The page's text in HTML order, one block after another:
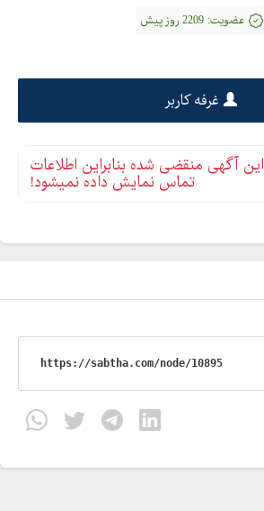
عضویت: 2209 روز پیش
غرفه کاربر
این آگهی منقضی شده بنابراین اطلاعات
تماس نمایش داده نمیشود!